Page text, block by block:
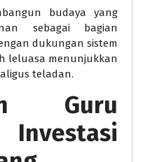
budaya yang
sebagai bagian
dukungan sistem
leluasa menunjukkan
teladan.
Guru